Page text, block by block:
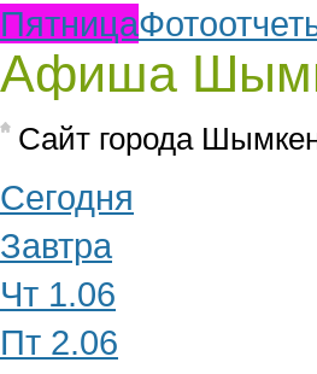
Пятница
Афиша
Cайт города
Сегодня
Завтра
Чт 1.06
Пт 2.06